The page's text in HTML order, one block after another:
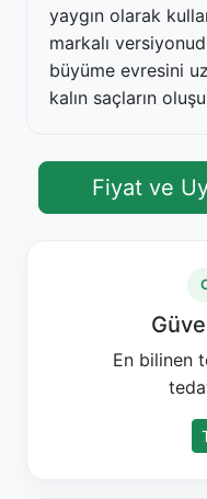
yaygın olarak
markalı
büyüme evresini
kalın saçların
Fiyat ve
En bilinen